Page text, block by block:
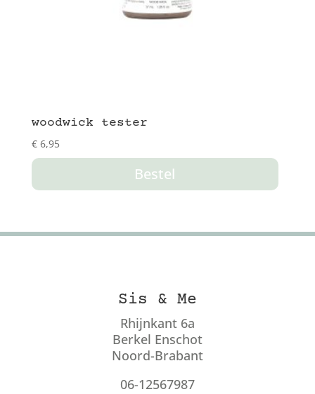
woodwick tester
€6,95
Bestel
Sis & Me
Rhijnkant 6a
Berkel Enschot
Noord-Brabant
06-12567987